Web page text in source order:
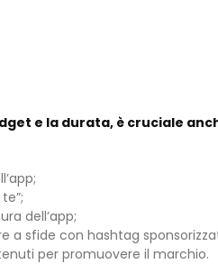
e la durata, è cruciale
dell’app;
a sfide con hashtag
per promuovere il marchio.